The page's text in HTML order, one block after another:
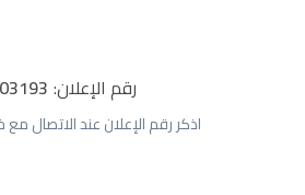
رقم الإعلان:
اذكر رقم الإعلان عند الاتصال